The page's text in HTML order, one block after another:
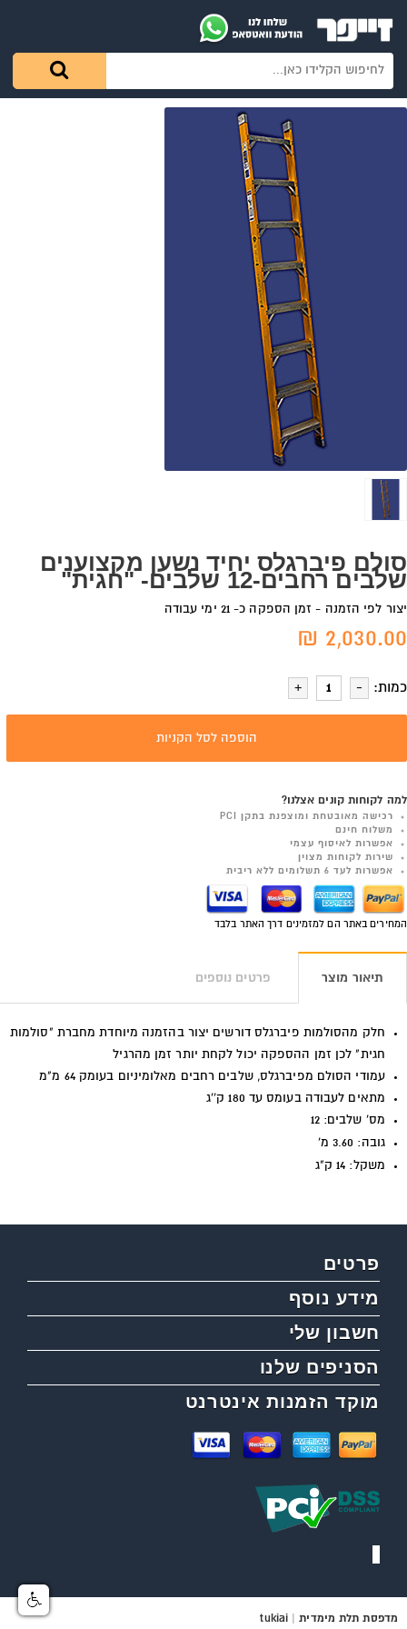
סולם פיברגלס יחיד נשען מקצוענים
שלבים רחבים-12 שלבים- "חגית"
יצור לפי הזמנה - זמן הספקה כ- 21 ימי עבודה
2,030.00 ₪
כמות:
הוספה לסל הקניות
למה לקוחות קונים אצלנו?
רכישה מאובטחת ומוצפנת בתקן PCI
משלוח חינם
אפשרות לאיסוף עצמי
שירות לקוחות מצוין
אפשרות לעד 6 תשלומים ללא ריבית
המחירים באתר הם למזמינים דרך האתר בלבד
תיאור מוצר פרטים נוספים
חלק מהסולמות פיברגלס דורשים יצור בהזמנה מיוחדת מחברת "סולמות
חגית" לכן זמן ההספקה יכול לקחת יותר זמן מהרגיל
עמודי הסולם מפיברגלס, שלבים רחבים מאלומיניום בעומק 64 מ"מ
מתאים לעבודה בעומס עד 180 ק''ג
מס' שלבים: 12
גובה: 3.60 מ'
משקל: 14 ק"ג
פרטים
מידע נוסף
חשבון שלי
הסניפים שלנו
מוקד הזמנות אינטרנט
מדפסת תלת מימדית|
tukiai